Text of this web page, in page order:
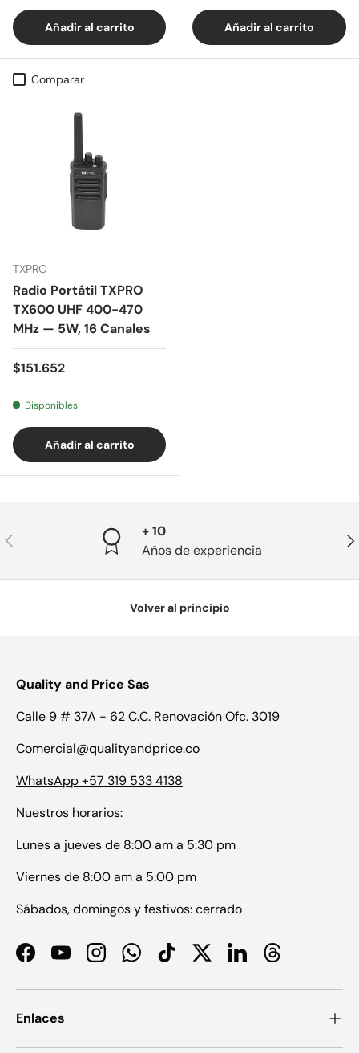
Añadir al carrito Añadir al carrito
Comparar
TXPRO
Radio Portátil TXPRO
TX600 UHF 400-470
MHz — 5W, 16 Canales
Precio normal
$151.652
Disponibles
Añadir al carrito
Anterior
+ 10
Años de experiencia
Volver al principio
Quality and Price Sas
Calle 9 # 37A - 62 C.C. Renovación Ofc. 3019
Comercial@qualityandprice.co
WhatsApp +57 319 533 4138
Nuestros horarios:
Lunes a jueves de 8:00 am a 5:30 pm
Viernes de 8:00 am a 5:00 pm
Sábados, domingos y festivos: cerrado
FacebookYouTubeInstagramWhatsAppTikTokTwitterLinkedInThreads
Enlaces